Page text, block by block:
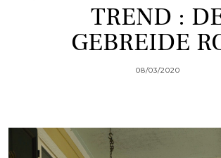
TREND :
GEBREIDE
08/03/2020